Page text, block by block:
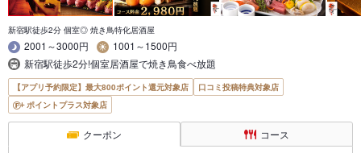
新宿駅徒歩2分 個室◎ 焼き鳥特化居酒屋
2001～3000円
1001～1500円
新宿駅徒歩2分!個室居酒屋で焼き鳥食べ放題
【アプリ予約限定】最大800ポイント還元対象店
口コミ投稿特典対象店
ポイントプラス対象店
クーポン コース